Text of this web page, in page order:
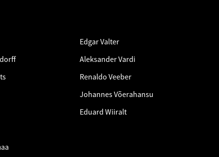
Edgar Valter
Aleksander Vardi
Renaldo Veeber
Johannes Võerahansu
Eduard Wiiralt